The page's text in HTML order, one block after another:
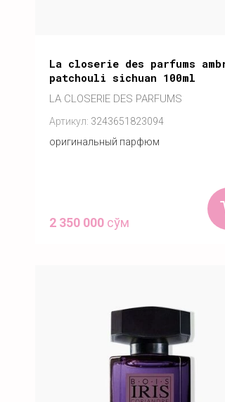
La closerie des parfums
patchouli sichuan 100ml
LA CLOSERIE DES PARFUMS
Артикул: 3243651823094
оригинальный парфюм
2 350 000 сўм